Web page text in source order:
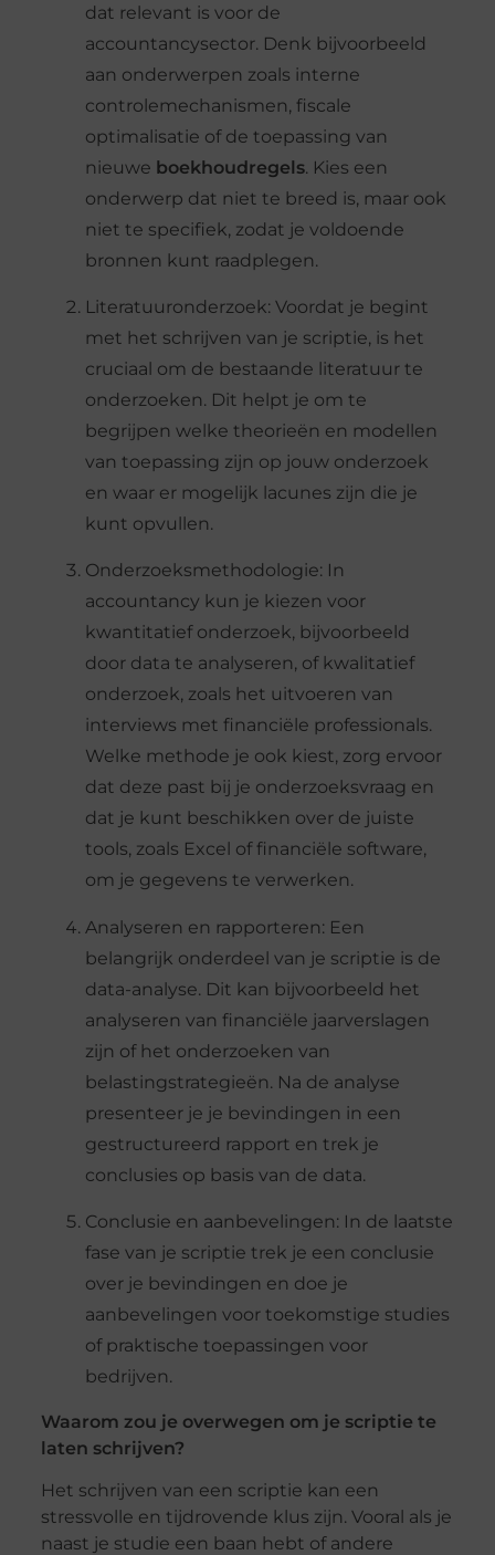
dat relevant is voor de
accountancysector. Denk bijvoorbeeld
aan onderwerpen zoals interne
controlemechanismen, fiscale
optimalisatie of de toepassing van
nieuwe boekhoudregels. Kies een
onderwerp dat niet te breed is, maar ook
niet te specifiek, zodat je voldoende
bronnen kunt raadplegen.
Literatuuronderzoek: Voordat je begint
met het schrijven van je scriptie, is het
cruciaal om de bestaande literatuur te
onderzoeken. Dit helpt je om te
begrijpen welke theorieën en modellen
van toepassing zijn op jouw onderzoek
en waar er mogelijk lacunes zijn die je
kunt opvullen.
Onderzoeksmethodologie: In
accountancy kun je kiezen voor
kwantitatief onderzoek, bijvoorbeeld
door data te analyseren, of kwalitatief
onderzoek, zoals het uitvoeren van
interviews met financiële professionals.
Welke methode je ook kiest, zorg ervoor
dat deze past bij je onderzoeksvraag en
dat je kunt beschikken over de juiste
tools, zoals Excel of financiële software,
om je gegevens te verwerken.
Analyseren en rapporteren: Een
belangrijk onderdeel van je scriptie is de
data-analyse. Dit kan bijvoorbeeld het
analyseren van financiële jaarverslagen
zijn of het onderzoeken van
belastingstrategieën. Na de analyse
presenteer je je bevindingen in een
gestructureerd rapport en trek je
conclusies op basis van de data.
Conclusie en aanbevelingen: In de laatste
fase van je scriptie trek je een conclusie
over je bevindingen en doe je
aanbevelingen voor toekomstige studies
of praktische toepassingen voor
bedrijven.
Waarom zou je overwegen om je scriptie te
laten schrijven?
Het schrijven van een scriptie kan een
stressvolle en tijdrovende klus zijn. Vooral als je
naast je studie een baan hebt of andere